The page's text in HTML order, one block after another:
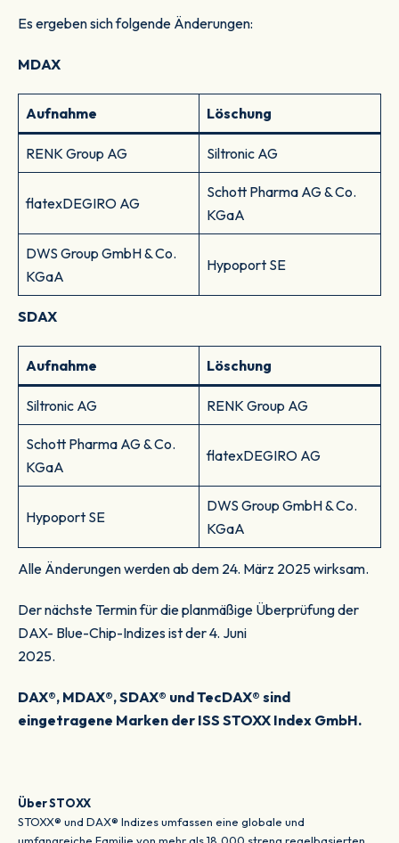
Es ergeben sich folgende Änderungen:
MDAX
Aufnahme Löschung
RENK Group AG Siltronic AG
flatexDEGIRO AG
Schott Pharma AG & Co.
KGaA
DWS Group GmbH & Co.
KGaA
Hypoport SE
SDAX
Aufnahme Löschung
Siltronic AG RENK Group AG
Schott Pharma AG & Co.
KGaA
flatexDEGIRO AG
Hypoport SE
DWS Group GmbH & Co.
KGaA
Alle Änderungen werden ab dem 24. März 2025 wirksam.
Der nächste Termin für die planmäßige Überprüfung der
DAX- Blue-Chip-Indizes ist der 4. Juni
2025.
DAX®, MDAX®, SDAX® und TecDAX® sind
eingetragene Marken der ISS STOXX Index GmbH.
Über STOXX
STOXX® und DAX® Indizes umfassen eine globale und